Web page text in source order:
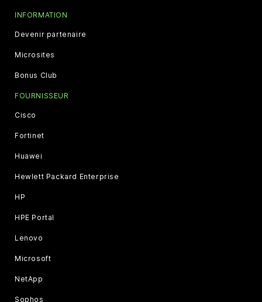
INFORMATION
Devenir partenaire
Microsites
Bonus Club
FOURNISSEUR
Cisco
Fortinet
Huawei
Hewlett Packard Enterprise
HP
HPE Portal
Lenovo
Microsoft
NetApp
Sophos